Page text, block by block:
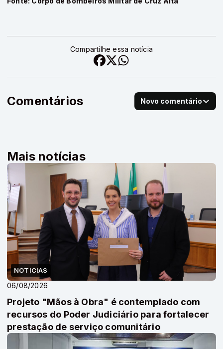
Compartilhe essa notícia
Comentários Novo comentário
Mais notícias
NOTICIAS
06/08/2026
Projeto "Mãos à Obra" é contemplado com
recursos do Poder Judiciário para fortalecer
prestação de serviço comunitário